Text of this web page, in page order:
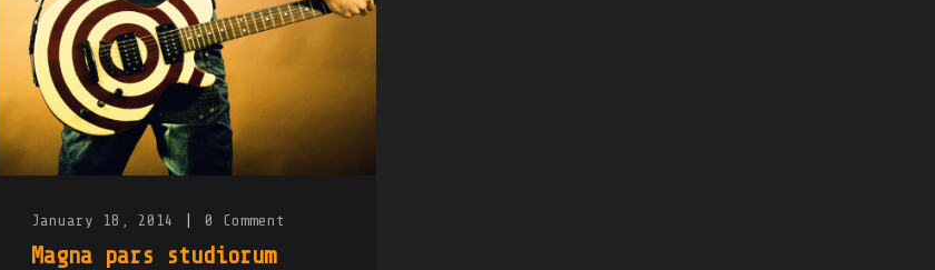
January 18, 2014 0 Comment
Magna pars studiorum